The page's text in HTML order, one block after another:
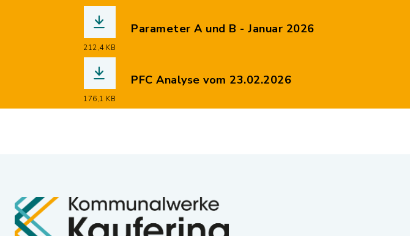
212,4 KB
Parameter A und B - Januar 2026
176,1 KB
PFC Analyse vom 23.02.2026